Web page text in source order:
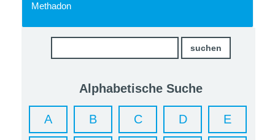
Methadon
Alphabetische Suche
A B C D E